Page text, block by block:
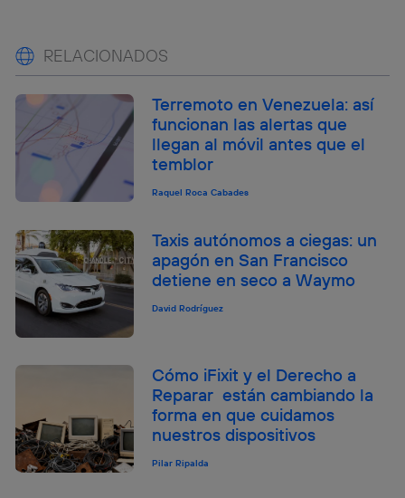
RELACIONADOS
Terremoto en Venezuela: así
funcionan las alertas que
llegan al móvil antes que el
temblor
Raquel Roca Cabades
Taxis autónomos a ciegas: un
apagón en San Francisco
detiene en seco a Waymo
David Rodríguez
Cómo iFixit y el Derecho a
Reparar están cambiando la
forma en que cuidamos
nuestros dispositivos
Pilar Ripalda